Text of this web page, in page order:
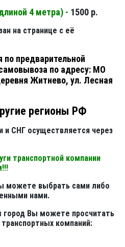
4 метра) - 1500 р.
на странице с её
по предварительной
по адресу: МО
Житнево, ул. Лесная
регионы РФ
и СНГ осуществляется через
транспортной компании
можете выбрать сами либо
нами.
город Вы можете просчитать
компаний: